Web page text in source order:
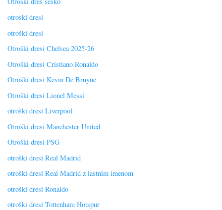
otroski dresi
otroški dresi
Otroški dresi Chelsea 2025-26
Otroški dresi Cristiano Ronaldo
Otroški dresi Kevin De Bruyne
Otroški dresi Lionel Messi
otroški dresi Liverpool
Otroški dresi Manchester United
Otroški dresi PSG
otroški dresi Real Madrid
otroški dresi Real Madrid z lastnim imenom
otroški dresi Ronaldo
otroški dresi Tottenham Hotspur